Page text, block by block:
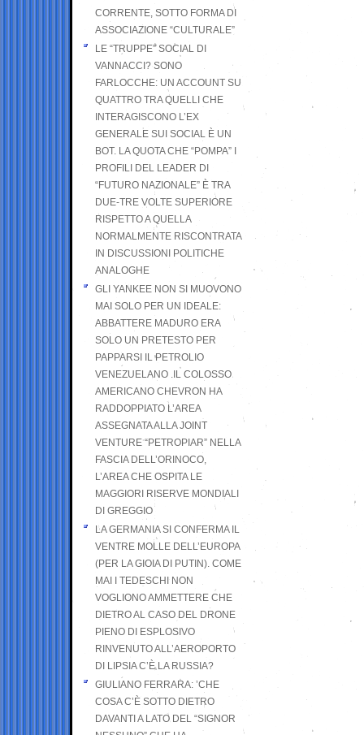
CORRENTE, SOTTO FORMA DI
ASSOCIAZIONE “CULTURALE”
LE “TRUPPE” SOCIAL DI
VANNACCI? SONO
FARLOCCHE: UN ACCOUNT SU
QUATTRO TRA QUELLI CHE
INTERAGISCONO L’EX
GENERALE SUI SOCIAL È UN
BOT. LA QUOTA CHE “POMPA” I
PROFILI DEL LEADER DI
“FUTURO NAZIONALE” È TRA
DUE-TRE VOLTE SUPERIORE
RISPETTO A QUELLA
NORMALMENTE RISCONTRATA
IN DISCUSSIONI POLITICHE
ANALOGHE
GLI YANKEE NON SI MUOVONO
MAI SOLO PER UN IDEALE:
ABBATTERE MADURO ERA
SOLO UN PRETESTO PER
PAPPARSI IL PETROLIO
VENEZUELANO .IL COLOSSO
AMERICANO CHEVRON HA
RADDOPPIATO L’AREA
ASSEGNATA ALLA JOINT
VENTURE “PETROPIAR” NELLA
FASCIA DELL’ORINOCO,
L’AREA CHE OSPITA LE
MAGGIORI RISERVE MONDIALI
DI GREGGIO
LA GERMANIA SI CONFERMA IL
VENTRE MOLLE DELL’EUROPA
(PER LA GIOIA DI PUTIN). COME
MAI I TEDESCHI NON
VOGLIONO AMMETTERE CHE
DIETRO AL CASO DEL DRONE
PIENO DI ESPLOSIVO
RINVENUTO ALL’AEROPORTO
DI LIPSIA C’È LA RUSSIA?
GIULIANO FERRARA: ’CHE
COSA C’È SOTTO DIETRO
DAVANTI A LATO DEL “SIGNOR